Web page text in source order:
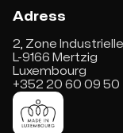
Adress
2, Zone Industrielle
L-9166 Mertzig
Luxembourg
+352 20 60 09 50